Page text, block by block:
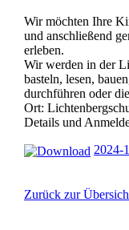
Wir möchten Ihre
und anschließend
erleben.
Wir werden in der
basteln, lesen,
durchführen oder
Ort:
Details und
2024-
Zurück zur